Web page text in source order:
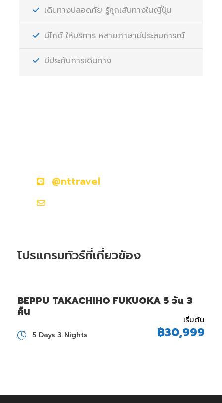
เดินทางปลอดภัย รู้ทุกเส้นทางในญี่ปุ่น
มีไกด์ ให้บริการ หลายภาษามีประสบการณ์
มีประกันการเดินทาง
@nttravel
โปรแกรมทัวร์ที่เกี่ยวข้อง
BEPPU TAKACHIHO FUKUOKA 5 วัน 3
คืน
เริ่มต้น
฿30,999
5 Days 3 Nights